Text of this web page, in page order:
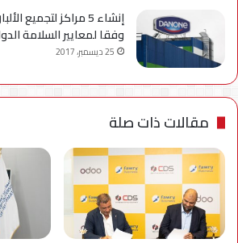
إنشاء 5 مراكز
وفقا لمعايير السلامة
25 ديسمبر، 2017
مقالات ذات صلة